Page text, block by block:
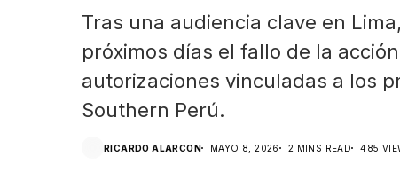
Tras una audiencia clave en
próximos días el fallo de la
autorizaciones vinculadas a los
Southern Perú.
RICARDO ALARCON MAYO 8, 2026 2 MINS READ 485